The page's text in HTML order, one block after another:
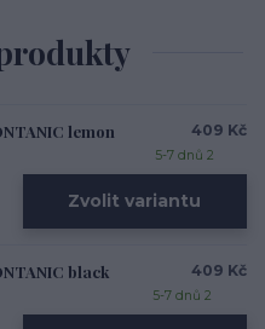
lemon 409 Kč
5-7 dnů 2
Zvolit variantu
black 409 Kč
5-7 dnů 2